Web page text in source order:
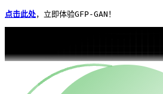
点击此处，立即体验GFP-GAN！